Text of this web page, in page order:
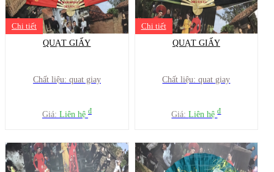
Chi tiết
QUẠT GIẤY
Chất liệu: quat giay
Giá: Liên hệ đ
Chi tiết
QUẠT GIẤY
Chất liệu: quat giay
Giá:Liên hệđ